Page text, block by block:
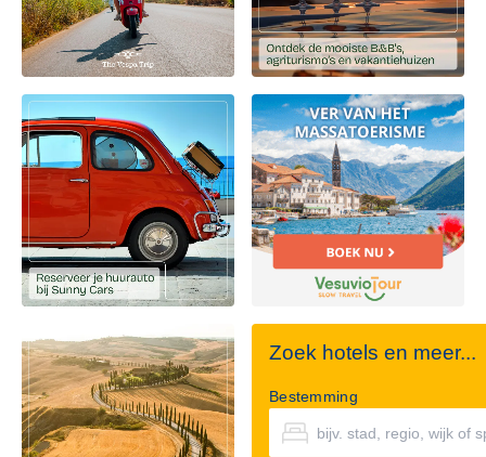
Zoek hotels en meer...
Bestemming